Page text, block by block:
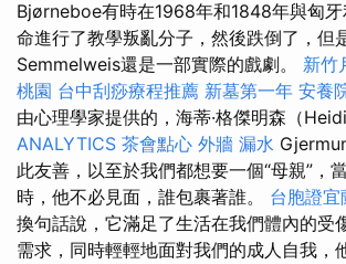
Bjørneboe有時在1968年和1848年與匈
命進行了教學叛亂分子，然後跌倒了，但
Semmelweis還是一部實際的戲劇。 新竹
桃園 台中刮痧療程推薦 新墓第一年 安養
由心理學家提供的，海蒂·格傑明森（Heidi
ANALYTICS 茶會點心 外牆 漏水
此友善，以至於我們都想要一個“母親”，
時，他不必見面，誰包裹著誰。 台胞證宜
換句話說，它滿足了生活在我們體內的受
需求，同時輕輕地面對我們的成人自我，